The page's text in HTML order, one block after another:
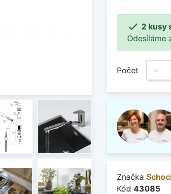
 2 kusy
Odesíláme
Počet −
Značka
Kód 43085